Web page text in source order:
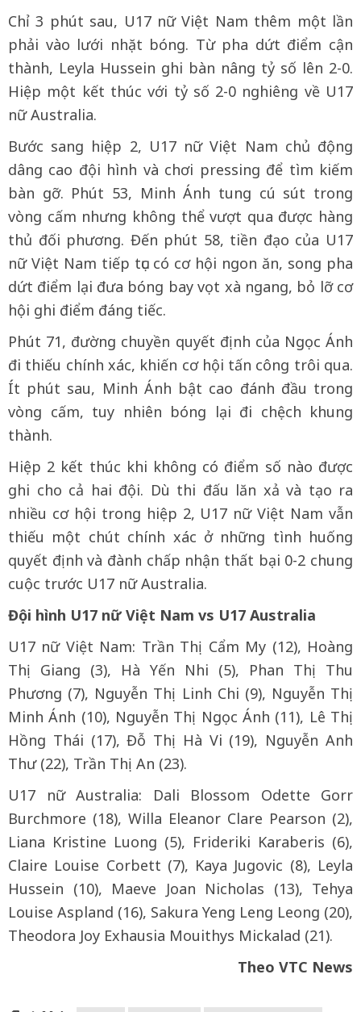
Chỉ 3 phút sau, U17 nữ Việt Nam thêm một lần
phải vào lưới nhặt bóng. Từ pha dứt điểm cận
thành, Leyla Hussein ghi bàn nâng tỷ số lên 2-0.
Hiệp một kết thúc với tỷ số 2-0 nghiêng về U17
nữ Australia.
Bước sang hiệp 2, U17 nữ Việt Nam chủ động
dâng cao đội hình và chơi pressing để tìm kiếm
bàn gỡ. Phút 53, Minh Ánh tung cú sút trong
vòng cấm nhưng không thể vượt qua được hàng
thủ đối phương. Đến phút 58, tiền đạo của U17
nữ Việt Nam tiếp tục có cơ hội ngon ăn, song pha
dứt điểm lại đưa bóng bay vọt xà ngang, bỏ lỡ cơ
hội ghi điểm đáng tiếc.
Phút 71, đường chuyền quyết định của Ngọc Ánh
đi thiếu chính xác, khiến cơ hội tấn công trôi qua.
Ít phút sau, Minh Ánh bật cao đánh đầu trong
vòng cấm, tuy nhiên bóng lại đi chệch khung
thành.
Hiệp 2 kết thúc khi không có điểm số nào được
ghi cho cả hai đội. Dù thi đấu lăn xả và tạo ra
nhiều cơ hội trong hiệp 2, U17 nữ Việt Nam vẫn
thiếu một chút chính xác ở những tình huống
quyết định và đành chấp nhận thất bại 0-2 chung
cuộc trước U17 nữ Australia.
Đội hình U17 nữ Việt Nam vs U17 Australia
U17 nữ Việt Nam: Trần Thị Cẩm My (12), Hoàng
Thị Giang (3), Hà Yến Nhi (5), Phan Thị Thu
Phương (7), Nguyễn Thị Linh Chi (9), Nguyễn Thị
Minh Ánh (10), Nguyễn Thị Ngọc Ánh (11), Lê Thị
Hồng Thái (17), Đỗ Thị Hà Vi (19), Nguyễn Anh
Thư (22), Trần Thị An (23).
U17 nữ Australia: Dali Blossom Odette Gorr
Burchmore (18), Willa Eleanor Clare Pearson (2),
Liana Kristine Luong (5), Frideriki Karaberis (6),
Claire Louise Corbett (7), Kaya Jugovic (8), Leyla
Hussein (10), Maeve Joan Nicholas (13), Tehya
Louise Aspland (16), Sakura Yeng Leng Leong (20),
Theodora Joy Exhausia Mouithys Mickalad (21).
Theo VTC News